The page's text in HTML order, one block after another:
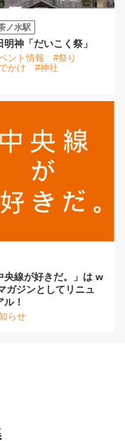
ノ水駅
明神「だいこく祭」
ント情報
#祭り
かけ
#神社
央線が好きだ。」は w
ガジンとしてリニュ
ル！
らせ